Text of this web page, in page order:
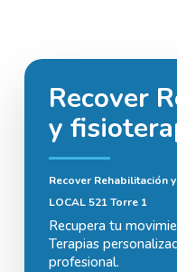
Recover
y
Recover Rehabilitación
LOCAL 521 Torre 1
Recupera tu
Terapias
profesional.